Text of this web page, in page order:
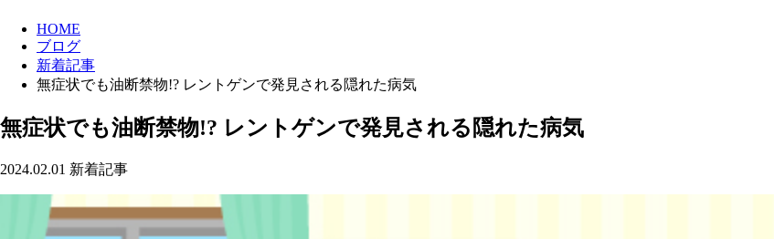
HOME
ブログ
新着記事
無症状でも油断禁物!? レントゲンで発見される隠れた病気
無症状でも油断禁物!? レントゲンで発見される隠れた病気
2024.02.01 新着記事